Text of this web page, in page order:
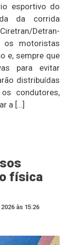
esportivo do
da corrida
Detran-
os motoristas
e, sempre que
para evitar
distribuídas
condutores,
a […]
física
às 15:26